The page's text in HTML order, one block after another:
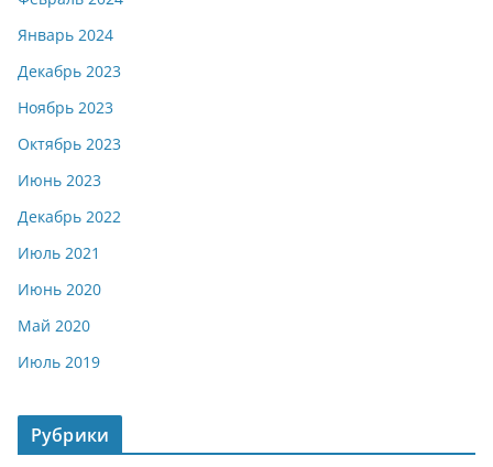
Январь 2024
Декабрь 2023
Ноябрь 2023
Октябрь 2023
Июнь 2023
Декабрь 2022
Июль 2021
Июнь 2020
Май 2020
Июль 2019
Рубрики